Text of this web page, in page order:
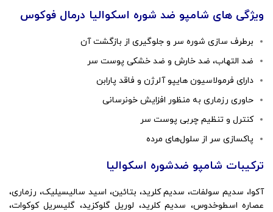
ویژگی های شامپو ضد شوره اسکوالیا درمال فوکوس
برطرف سازی شوره سر و جلوگیری از بازگشت آن
ضد التهاب، ضد خارش و ضد خشکی پوست سر
دارای فرمولاسیون هایپو آلرژن و فاقد پارابن
حاوری رزماری به منظور افزایش خونرسانی
کنترل و تنظیم چربی پوست سر
پاکسازی سر از سلول‌های مرده
ترکیبات شامپو ضدشوره اسکوالیا
آکوا، سدیم سولفات، سدیم کلرید، بتائین، اسید سالیسیلیک، رزماری،
عصاره اسطوخدوس، سدیم کلرید، لوریل گلوکزید، گلیسریل کوکوات،